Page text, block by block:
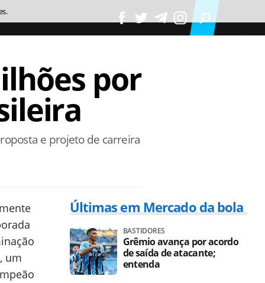
por
e projeto de carreira
um
Últimas em Mercado da bola
BASTIDORES
Grêmio avança por acordo
de saída de atacante;
entenda